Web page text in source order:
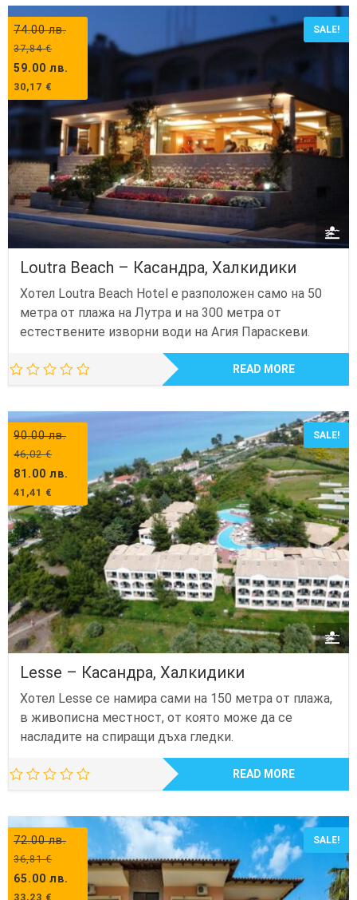
74.00лв.
37,84€
59.00 лв.
30,17 €
SALE!
Loutra Beach – Касандра, Халкидики
Хотел Loutra Beach Hotel е разположен само на 50
метра от плажа на Лутра и на 300 метра от
естествените изворни води на Агия Параскеви.
READ MORE
90.00лв.
46,02€
81.00 лв.
41,41 €
SALE!
Lesse – Касандра, Халкидики
Хотел Lesse се намира сами на 150 метра от плажа,
в живописна местност, от която може да се
насладите на спиращи дъха гледки.
READ MORE
72.00лв.
36,81€
65.00 лв.
33,23 €
SALE!